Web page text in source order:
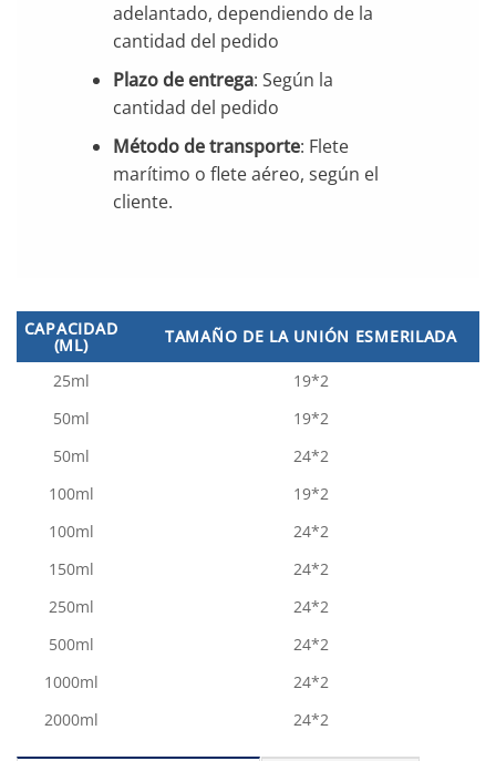
adelantado, dependiendo de la
cantidad del pedido
Plazo de entrega: Según la
cantidad del pedido
Método de transporte: Flete
marítimo o flete aéreo, según el
cliente.
CAPACIDAD
(ML) TAMAÑO DE LA UNIÓN ESMERILADA
25ml
19*2
50ml
19*2
50ml
24*2
100ml
19*2
100ml
24*2
150ml
24*2
250ml
24*2
500ml
24*2
1000ml
24*2
2000ml
24*2